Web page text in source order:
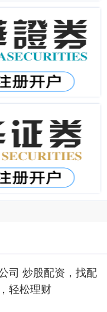
司 炒股配资，找配
轻松理财